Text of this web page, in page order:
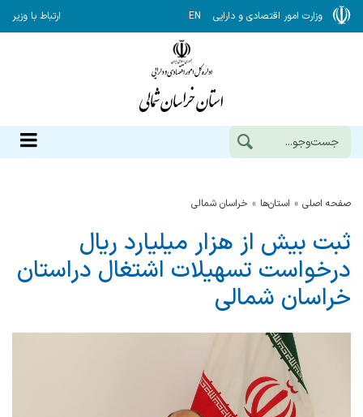
وزارت امور اقتصادی و دارایی EN ارتباط با وزیر
صفحه اصلی استان‌ها خراسان شمالي
ثبت بیش از هزار میلیارد ریال
درخواست تسهیلات اشتغال دراستان
خراسان شمالی